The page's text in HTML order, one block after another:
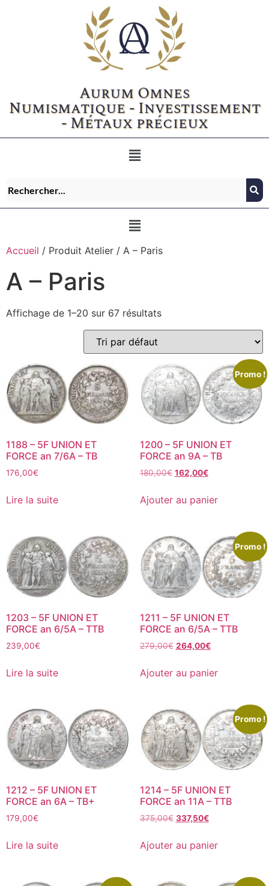
Aurum Omnes
Numismatique - Investissement
- Métaux précieux
Accueil / Produit Atelier / A – Paris
A – Paris
Affichage de 1–20 sur 67 résultats
1188 – 5F UNION ET
FORCE an 7/6A – TB
176,00€
Lire la suite
Promo !
1200 – 5F UNION ET
FORCE an 9A – TB
180,00€ 162,00€
Ajouter au panier
1203 – 5F UNION ET
FORCE an 6/5A – TTB
239,00€
Lire la suite
Promo !
1211 – 5F UNION ET
FORCE an 6/5A – TTB
279,00€ 264,00€
Ajouter au panier
1212 – 5F UNION ET
FORCE an 6A – TB+
179,00€
Lire la suite
Promo !
1214 – 5F UNION ET
FORCE an 11A – TTB
375,00€ 337,50€
Ajouter au panier